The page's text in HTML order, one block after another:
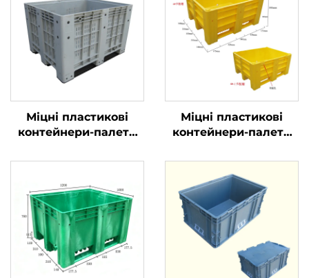
Міцні пластикові
контейнери-палети
логістики та
Міцні пластикові
контейнери-палети
логістики та
зберігання.